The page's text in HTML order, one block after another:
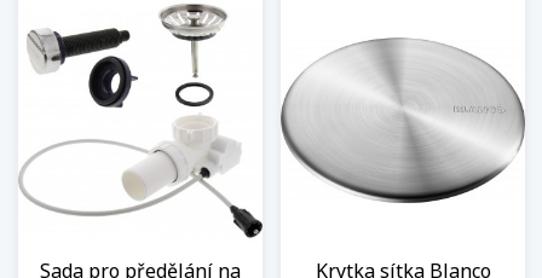
Sada pro předělání na
Krytka sítka Blanco